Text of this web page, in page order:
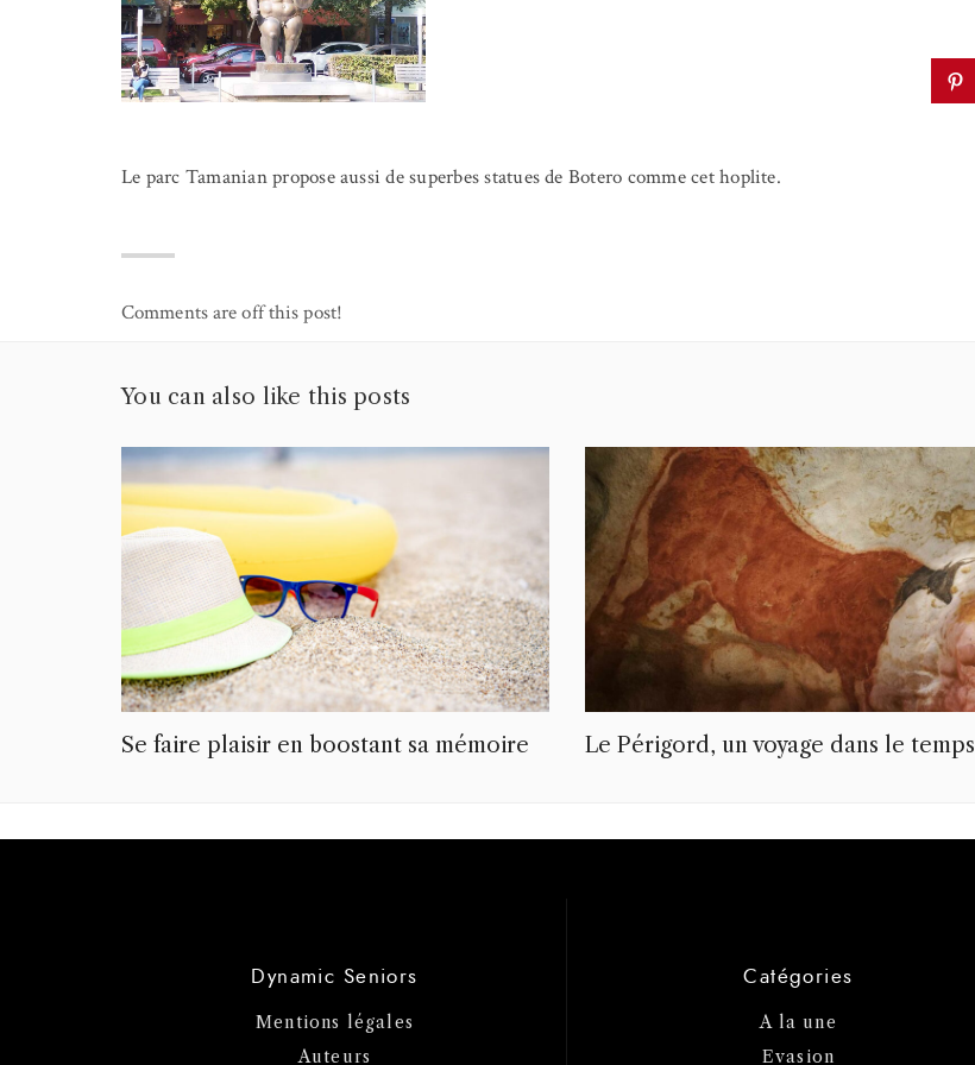
Le parc Tamanian propose aussi de superbes statues de Botero comme cet hoplite.
Comments are off this post!
You can also like this posts
Se faire plaisir en boostant sa mémoire Le Périgord, un voyage dans le temps
Dynamic Seniors
Mentions légales
Auteurs
Catégories
A la une
Evasion